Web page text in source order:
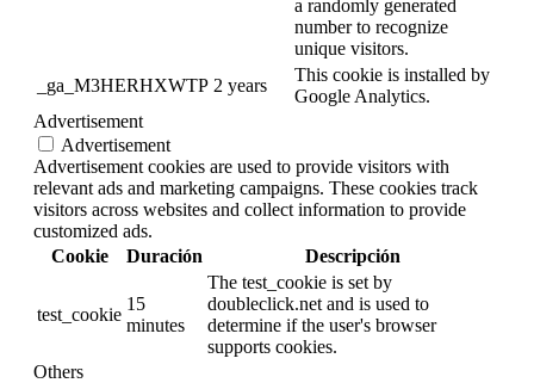
a randomly generated
number to recognize
unique visitors.
_ga_M3HERHXWTP 2 years
This cookie is installed by
Google Analytics.
Advertisement
Advertisement
Advertisement cookies are used to provide visitors with
relevant ads and marketing campaigns. These cookies track
visitors across websites and collect information to provide
customized ads.
Cookie
Duración Descripción
test_cookie
15
minutes
The test_cookie is set by
doubleclick.net and is used to
determine if the user's browser
supports cookies.
Others